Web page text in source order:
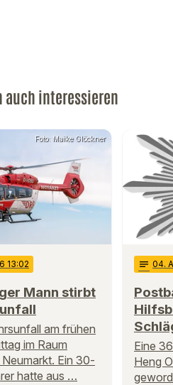
auch interessieren
Foto: Maike Glöckner
13:02
Mann stirbt
am frühen
im Raum
Ein 30-
hatte aus …
notes 04.
Eine
Heng